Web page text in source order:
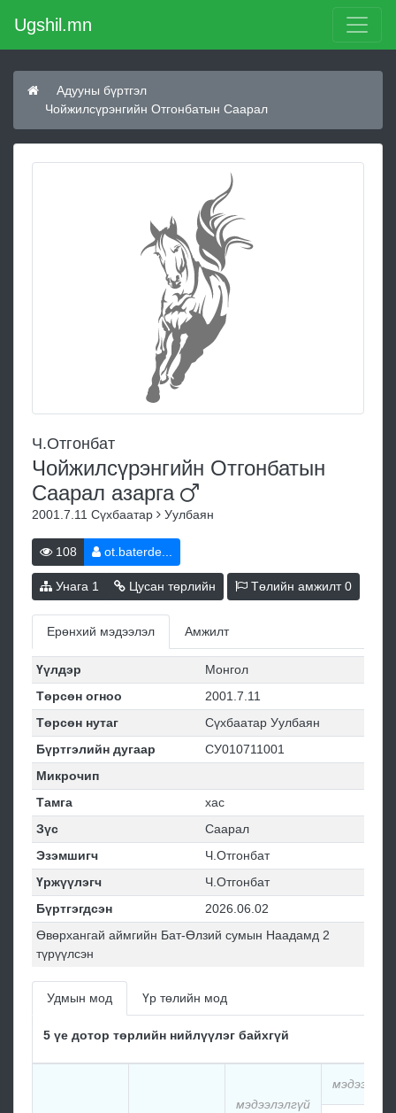
Ugshil.mn
Адууны бүртгэл
Чойжилсүрэнгийн Отгонбатын Саарал
Ч.Отгонбат
Чойжилсүрэнгийн Отгонбатын
Саарал азарга
2001.7.11 Сүхбаатар Уулбаян
108 ot.baterde...
Унага 1 Цусан төрлийн Төлийн амжилт0
Ерөнхий мэдээлэл Амжилт
Үүлдэр
Монгол
Төрсөн огноо
2001.7.11
Төрсөн нутаг
Сүхбаатар Уулбаян
Бүртгэлийн дугаар
СУ010711001
Микрочип
Тамга
хас
Зүс
Саарал
Эзэмшигч
Ч.Отгонбат
Үржүүлэгч
Ч.Отгонбат
Бүртгэгдсэн
2026.06.02
Өвөрхангай аймгийн Бат-Өлзий сумын Наадамд 2
түрүүлсэн
Удмын мод Үр төлийн мод
5 үе дотор төрлийн нийлүүлэг байхгүй
мэдээлэлгүй